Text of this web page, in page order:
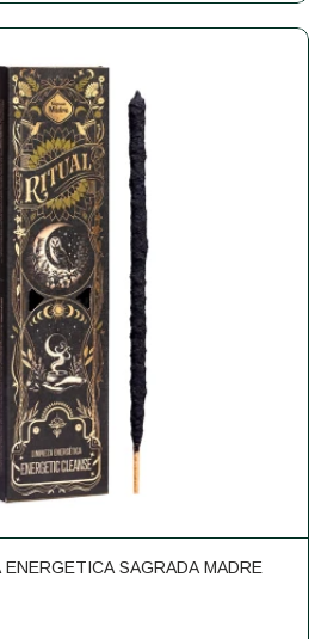
SAGRADA MADRE